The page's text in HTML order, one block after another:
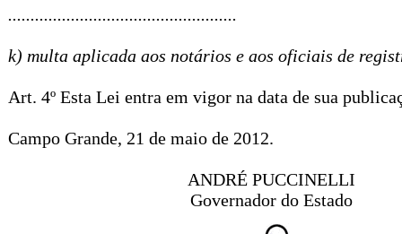
...................................................
k) multa aplicada aos notários e aos oficiais de
Art. 4º Esta Lei entra em vigor na data de sua
Campo Grande, 21 de maio de 2012.
ANDRÉ PUCCINELLI
Governador do Estado